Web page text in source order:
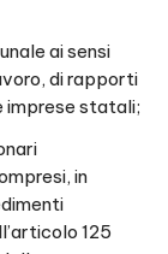
ai sensi
di rapporti
imprese statali;
in
125